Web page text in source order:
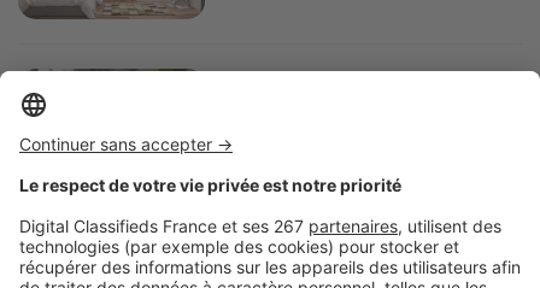
Image
mieux vivre la canicule ? Voici
lesquelles choisir